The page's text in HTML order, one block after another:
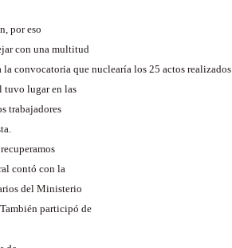
por eso
con una multitud
la convocatoria que nuclearía los 25 actos realizados
tuvo lugar en las
trabajadores
contó con la
del Ministerio
participó de